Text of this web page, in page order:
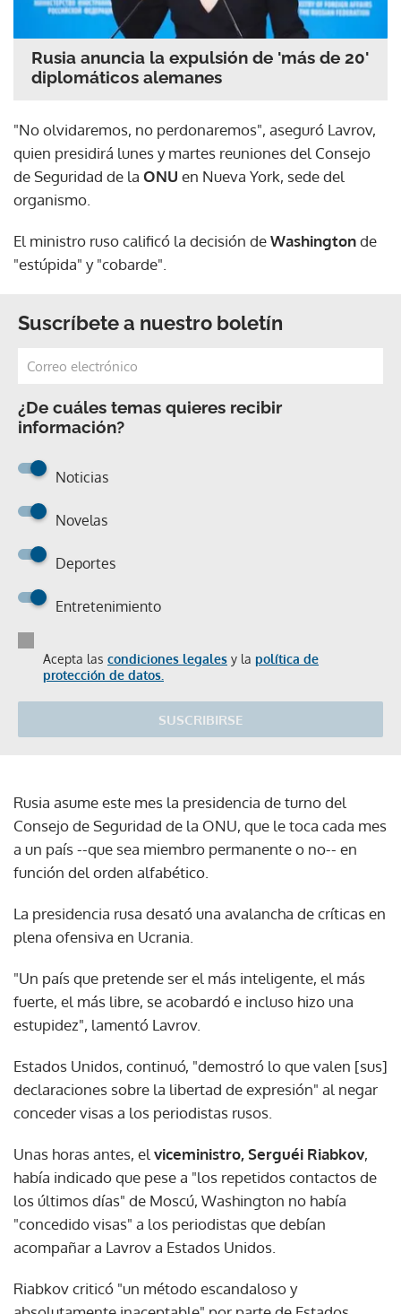
Rusia anuncia la expulsión de 'más de 20'
diplomáticos alemanes
"No olvidaremos, no perdonaremos", aseguró Lavrov,
quien presidirá lunes y martes reuniones del Consejo
de Seguridad de la ONU en Nueva York, sede del
organismo.
El ministro ruso calificó la decisión deWashingtonde
"estúpida" y "cobarde".
Suscríbete a nuestro boletín
¿De cuáles temas quieres recibir
información?
Noticias
Novelas
Deportes
Entretenimiento
Acepta las condiciones legales y la política de
protección de datos.
SUSCRIBIRSE
Rusia asume este mes la presidencia de turno del
Consejo de Seguridad de la ONU, que le toca cada mes
a un país --que sea miembro permanente o no-- en
función del orden alfabético.
La presidencia rusa desató una avalancha de críticas en
plena ofensiva en Ucrania.
"Un país que pretende ser el más inteligente, el más
fuerte, el más libre, se acobardó e incluso hizo una
estupidez", lamentó Lavrov.
Estados Unidos, continuó, "demostró lo que valen [sus]
declaraciones sobre la libertad de expresión" al negar
conceder visas a los periodistas rusos.
Unas horas antes, elviceministro, Serguéi Riabkov,
había indicado que pese a "los repetidos contactos de
los últimos días" de Moscú, Washington no había
"concedido visas" a los periodistas que debían
acompañar a Lavrov a Estados Unidos.
Riabkov criticó "un método escandaloso y